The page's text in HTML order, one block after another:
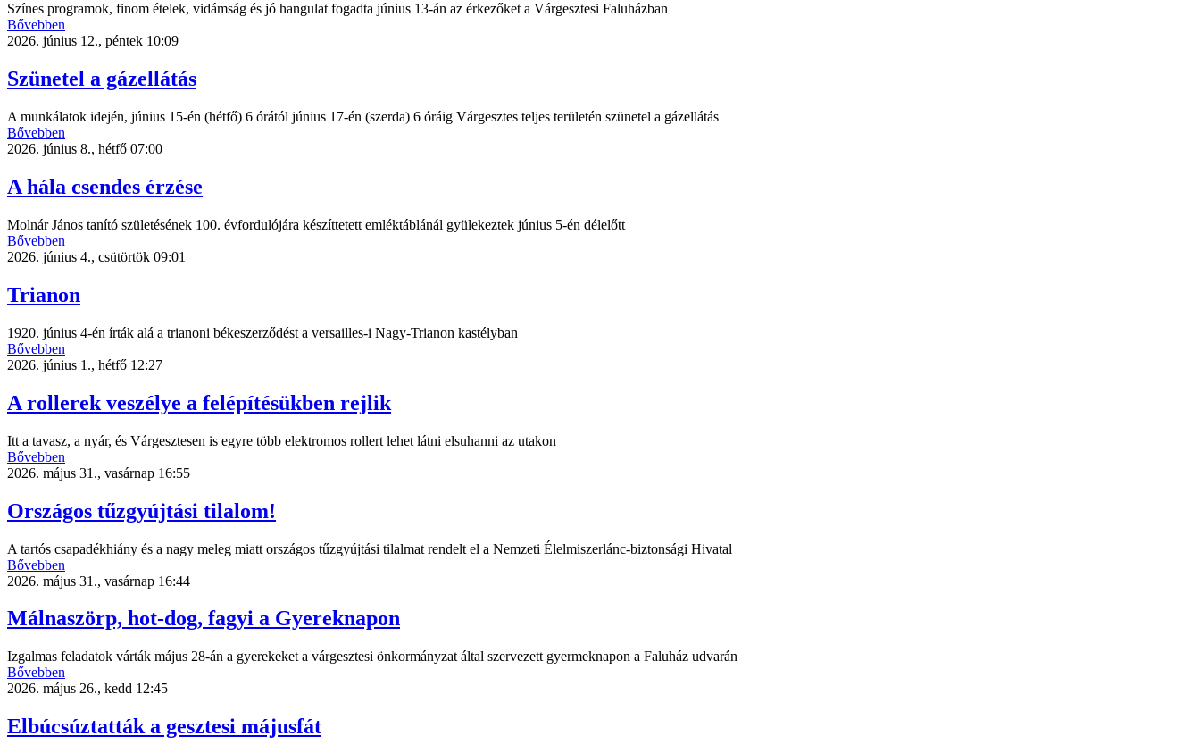
Színes programok, finom ételek, vidámság és jó hangulat fogadta június 13-án az érkezőket a Várgesztesi Faluházban
Bővebben
2026. június 12., péntek 10:09
Szünetel a gázellátás
A munkálatok idején, június 15-én (hétfő) 6 órától június 17-én (szerda) 6 óráig Várgesztes teljes területén szünetel a gázellátás
Bővebben
2026. június 8., hétfő 07:00
A hála csendes érzése
Molnár János tanító születésének 100. évfordulójára készíttetett emléktáblánál gyülekeztek június 5-én délelőtt
Bővebben
2026. június 4., csütörtök 09:01
Trianon
1920. június 4-én írták alá a trianoni békeszerződést a versailles-i Nagy-Trianon kastélyban
Bővebben
2026. június 1., hétfő 12:27
A rollerek veszélye a felépítésükben rejlik
Itt a tavasz, a nyár, és Várgesztesen is egyre több elektromos rollert lehet látni elsuhanni az utakon
Bővebben
2026. május 31., vasárnap 16:55
Országos tűzgyújtási tilalom!
A tartós csapadékhiány és a nagy meleg miatt országos tűzgyújtási tilalmat rendelt el a Nemzeti Élelmiszerlánc-biztonsági Hivatal
Bővebben
2026. május 31., vasárnap 16:44
Málnaszörp, hot-dog, fagyi a Gyereknapon
Izgalmas feladatok várták május 28-án a gyerekeket a várgesztesi önkormányzat által szervezett gyermeknapon a Faluház udvarán
Bővebben
2026. május 26., kedd 12:45
Elbúcsúztatták a gesztesi májusfát